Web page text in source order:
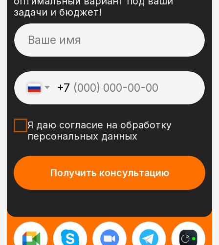
© 2024 Perkova&Perkova
Политика конфиденциальности
Публичная оферта
Сайты
Реклама
Брендинг
3-D
Российская IT-компания
Dprofile
Telegram
Обучение
WhatsApp